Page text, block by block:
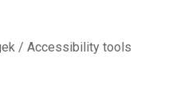
/ Accessibility tools